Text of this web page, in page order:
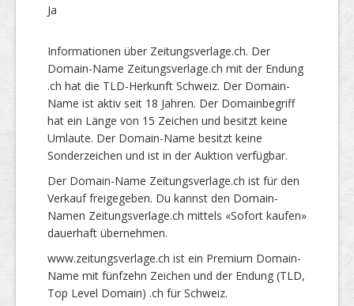
Ja
Informationen über Zeitungsverlage.ch. Der
Domain-Name Zeitungsverlage.ch mit der Endung
.ch hat die TLD-Herkunft Schweiz. Der Domain-
Name ist aktiv seit 18 Jahren. Der Domainbegriff
hat ein Länge von 15 Zeichen und besitzt keine
Umlaute. Der Domain-Name besitzt keine
Sonderzeichen und ist in der Auktion verfügbar.
Der Domain-Name Zeitungsverlage.ch ist für den
Verkauf freigegeben. Du kannst den Domain-
Namen Zeitungsverlage.ch mittels «Sofort kaufen»
dauerhaft übernehmen.
www.zeitungsverlage.ch ist ein Premium Domain-
Name mit fünfzehn Zeichen und der Endung (TLD,
Top Level Domain) .ch für Schweiz.